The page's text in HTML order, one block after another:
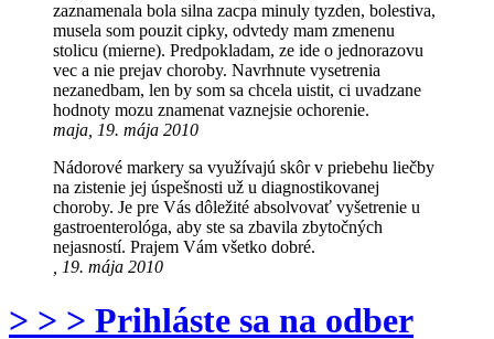
zaznamenala bola silna zacpa minuly tyzden, bolestiva,
musela som pouzit cipky, odvtedy mam zmenenu
stolicu (mierne). Predpokladam, ze ide o jednorazovu
vec a nie prejav choroby. Navrhnute vysetrenia
nezanedbam, len by som sa chcela uistit, ci uvadzane
hodnoty mozu znamenat vaznejsie ochorenie.
maja, 19. mája 2010
Nádorové markery sa využívajú skôr v priebehu liečby
na zistenie jej úspešnosti už u diagnostikovanej
choroby. Je pre Vás dôležité absolvovať vyšetrenie u
gastroenterológa, aby ste sa zbavila zbytočných
nejasností. Prajem Vám všetko dobré.
, 19. mája 2010
> > > Prihláste sa na odber